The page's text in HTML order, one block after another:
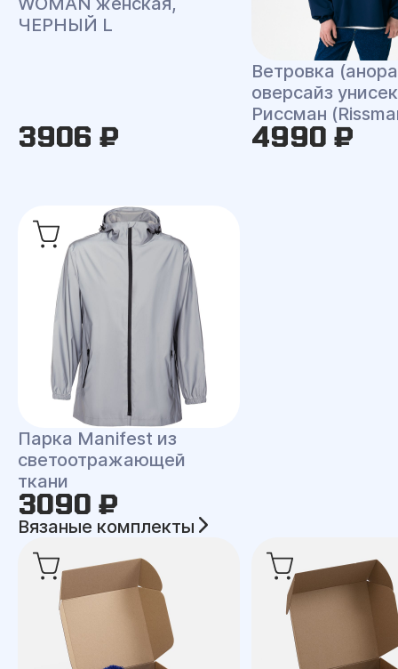
ЧЕРНЫЙ L
3906 ₽
Ветровка
оверсайз
Риссман
4990 ₽
Парка Manifest из
светоотражающей
ткани
3090 ₽
Вязаные комплекты